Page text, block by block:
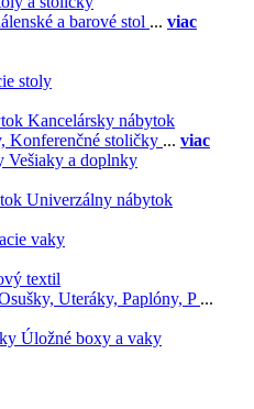
a barové stol ... viac
stoly
Kancelársky nábytok
Konferenčné stoličky ... viac
Vešiaky a doplnky
Univerzálny nábytok
vaky
textil
Uteráky, Paplóny, P ...
Úložné boxy a vaky